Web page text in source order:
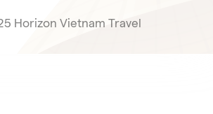
Horizon Vietnam Travel